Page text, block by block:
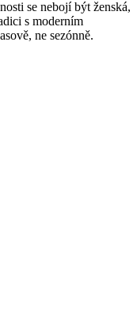
se nebojí být ženská,
s moderním
ne sezónně.